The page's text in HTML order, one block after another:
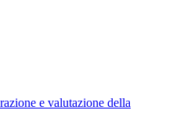
e valutazione della